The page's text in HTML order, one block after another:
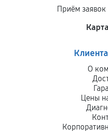
Приём заявок
О
Цены